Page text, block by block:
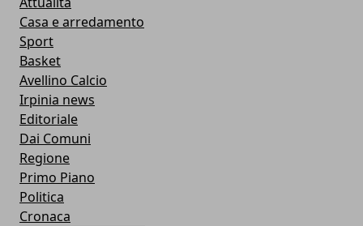
Casa e arredamento
Sport
Basket
Avellino Calcio
Irpinia news
Editoriale
Dai Comuni
Regione
Primo Piano
Politica
Cronaca